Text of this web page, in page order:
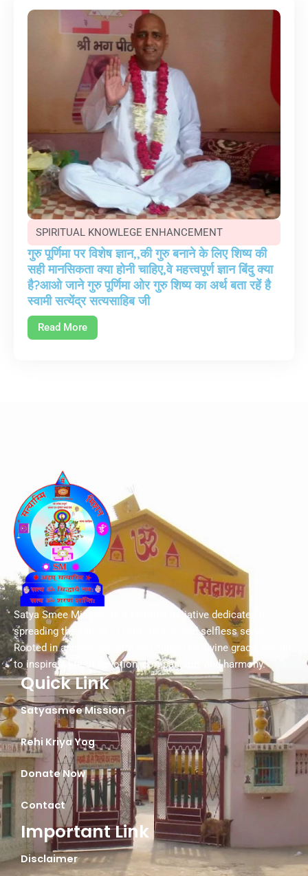
SPIRITUAL KNOWLEGE ENHANCEMENT
गुरु पूर्णिमा पर विशेष ज्ञान,,की गुरु बनाने के लिए शिष्य की
सही मानसिकता क्या होनी चाहिए,वे महत्त्वपूर्ण ज्ञान बिंदु क्या
है?आओ जाने गुरु पूर्णिमा ओर गुरु शिष्य का अर्थ बता रहें है
स्वामी सत्येंद्र सत्यसाहिब जी
Read More
Satya Smee Mission is a spiritual initiative dedicated to
spreading the values of truth, peace, and selfless service.
Rooted in ancient wisdom and guided by divine grace, we aim
to inspire a life of devotion, compassion, and harmony.
Quick Link
Satyasmee Mission
Rehi Kriya Yog
Donate Now
Contact
Important Link
Disclaimer